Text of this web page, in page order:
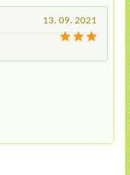
13. 09. 2021